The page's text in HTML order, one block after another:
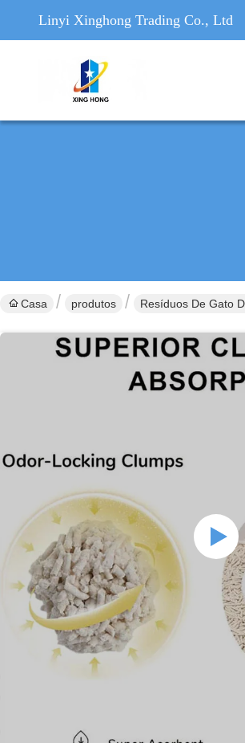
Linyi Xinghong Trading Co., Ltd
Casa produtos Resíduos De Gato